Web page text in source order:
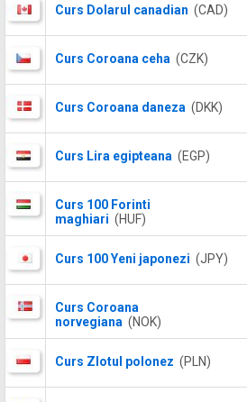
Curs Dolarul canadian (CAD)
Curs Coroana ceha (CZK)
Curs Coroana daneza (DKK)
Curs Lira egipteana (EGP)
Curs 100 Forinti
maghiari (HUF)
Curs 100 Yeni japonezi (JPY)
Curs Coroana
norvegiana (NOK)
Curs Zlotul polonez (PLN)